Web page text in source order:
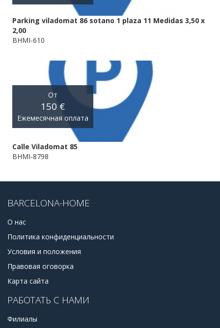
Parking viladomat 86 sotano 1 plaza 11 Medidas 3,50 x
2,00
BHMI-610
От
150 €
Ежемесячная оплата
Calle Viladomat 85
BHMI-8798
BARCELONA-HOME
О нас
Политика конфиденциальности
Условия и положения
Правовая оговорка
Карта сайта
РАБОТАТЬ С НАМИ
Филиалы